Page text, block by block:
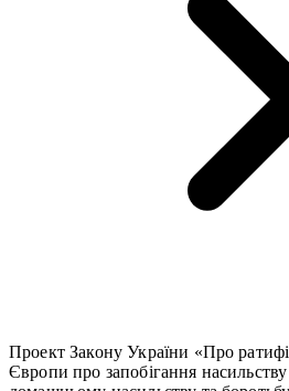
Проект Закону України «Про
Європи про запобігання